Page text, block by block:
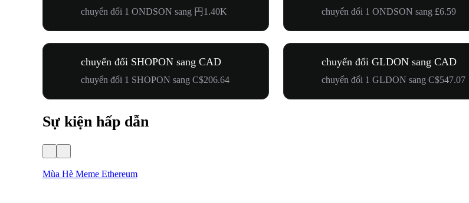
chuyển đổi 1 ONDSON sang 円1.40K chuyển đổi 1 ONDSON sang £6.59
chuyển đổi SHOPON sang CAD
chuyển đổi 1 SHOPON sang C$206.64
chuyển đổi GLDON sang CAD
chuyển đổi 1 GLDON sang C$547.07
Sự kiện hấp dẫn
Mùa Hè Meme Ethereum